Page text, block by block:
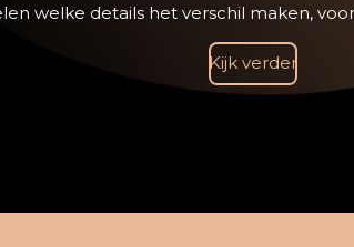
welke details het verschil maken,
Kijk verder